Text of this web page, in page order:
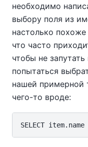
необходимо
выбору поля из
настолько
что часто
чтобы не
попытаться
нашей примерной
чего-то вроде: